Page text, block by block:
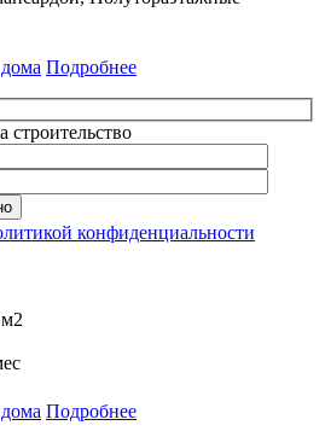
Подробнее
строительство
конфиденциальности
Подробнее